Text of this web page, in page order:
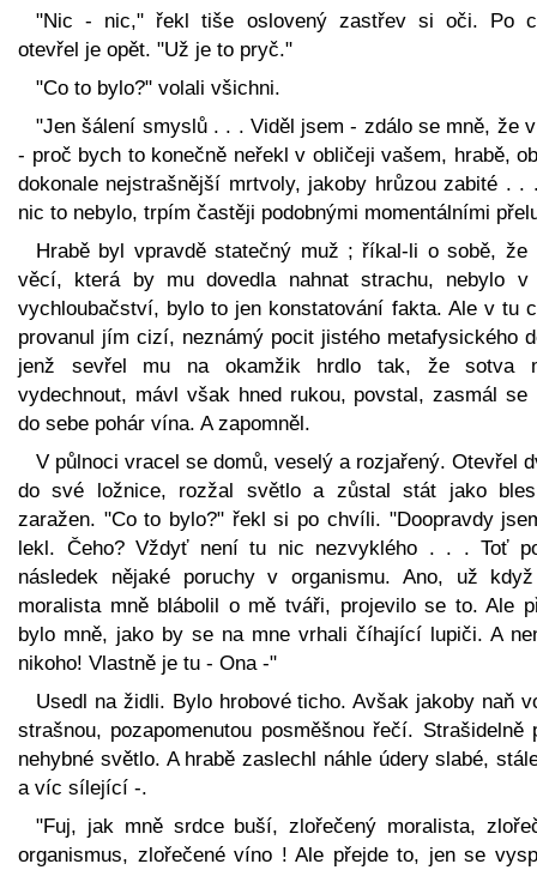
"Nic - nic," řekl tiše oslovený zastřev si oči. Po
otevřel je opět. "Už je to pryč."
"Co to bylo?" volali všichni.
"Jen šálení smyslů . . . Viděl jsem - zdálo se mně, že
- proč bych to konečně neřekl v obličeji vašem, hrabě,
dokonale nejstrašnější mrtvoly, jakoby hrůzou zabité . .
nic to nebylo, trpím častěji podobnými momentálními
Hrabě byl vpravdě statečný muž ; říkal-li o sobě, že
věcí, která by mu dovedla nahnat strachu, nebylo v
vychloubačství, bylo to jen konstatování fakta. Ale v tu
provanul jím cizí, neznámý pocit jistého metafysického
jenž sevřel mu na okamžik hrdlo tak, že sotva
vydechnout, mávl však hned rukou, povstal, zasmál
do sebe pohár vína. A zapomněl.
V půlnoci vracel se domů, veselý a rozjařený. Otevřel
do své ložnice, rozžal světlo a zůstal stát jako
zaražen. "Co to bylo?" řekl si po chvíli. "Doopravdy
lekl. Čeho? Vždyť není tu nic nezvyklého . . . Toť
následek nějaké poruchy v organismu. Ano, už
moralista mně blábolil o mě tváři, projevilo se to. Ale
bylo mně, jako by se na mne vrhali číhající lupiči. A
nikoho! Vlastně je tu - Ona -"
Usedl na židli. Bylo hrobové ticho. Avšak jakoby naň
strašnou, pozapomenutou posměšnou řečí. Strašidelně
nehybné světlo. A hrabě zaslechl náhle údery slabé,
a víc sílející -.
"Fuj, jak mně srdce buší, zlořečený moralista,
organismus, zlořečené víno ! Ale přejde to, jen se